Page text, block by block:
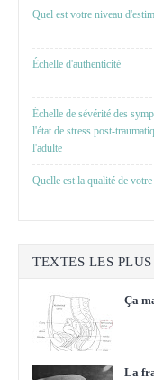
Quel est votre niveau
Échelle d'authenticité
Échelle de sévérité des
l'état de stress post-
l'adulte
Quelle est la qualité de
TEXTES LES
Ça
La